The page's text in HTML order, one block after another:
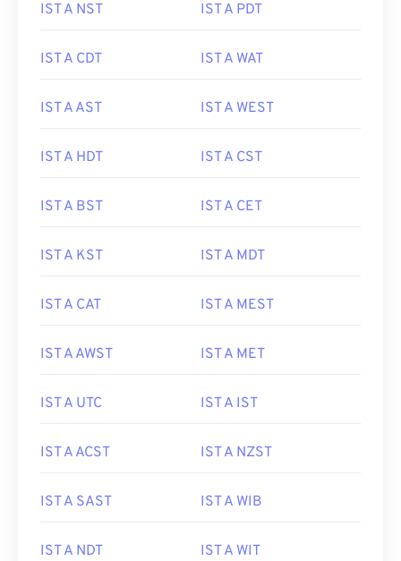
IST A NST IST A PDT
IST A CDT IST A WAT
IST A AST IST A WEST
IST A HDT IST A CST
IST A BST IST A CET
IST A KST IST A MDT
IST A CAT IST A MEST
IST A AWST IST A MET
IST A UTC IST A IST
IST A ACST IST A NZST
IST A SAST IST A WIB
IST A NDT IST A WIT